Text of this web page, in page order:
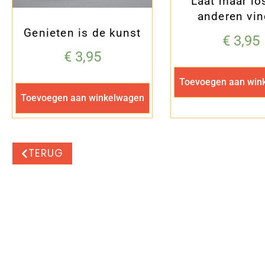
Genieten is de kunst
€3,95
Toevoegen aan winkelwagen
anderen
€ 3,95
Toevoegen aan
TERUG